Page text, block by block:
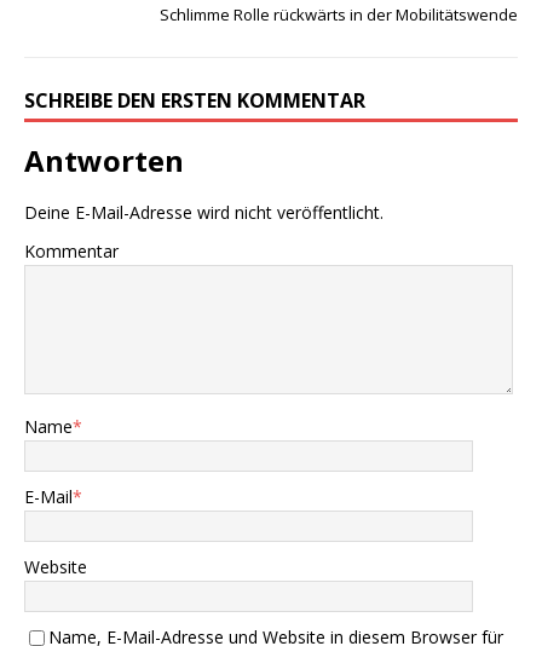
Schlimme Rolle rückwärts in der Mobilitätswende
SCHREIBE DEN ERSTEN KOMMENTAR
Antworten
Deine E-Mail-Adresse wird nicht veröffentlicht.
Kommentar
Name*
E-Mail*
Website
Name, E-Mail-Adresse und Website in diesem Browser für